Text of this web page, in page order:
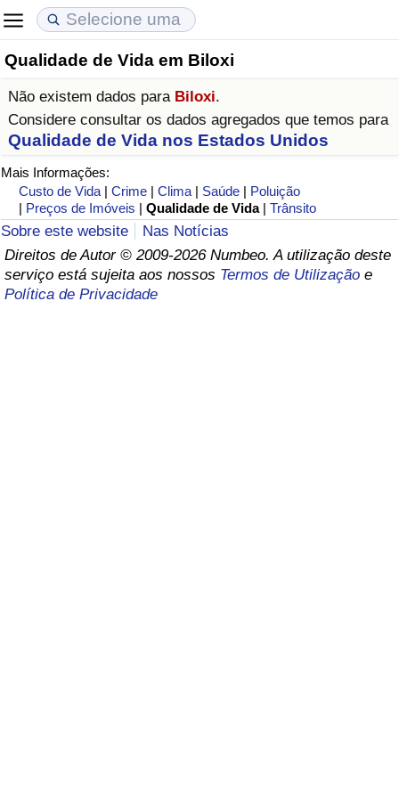
Qualidade de Vida em Biloxi
Não existem dados para Biloxi.
Considere consultar os dados agregados que temos para
Qualidade de Vida nos Estados Unidos
Mais Informações:
Custo de Vida |Crime |Clima | Saúde | Poluição
| Preços de Imóveis |Qualidade de Vida |Trânsito
Sobre este website
Nas Notícias
Direitos de Autor © 2009-2026 Numbeo. A utilização deste
serviço está sujeita aos nossos Termos de Utilização e
Política de Privacidade
Custo de Vida
Indicador de Custo de Vida (Atual)
Indicador de Custo de Vida
Indicador de Custo de Vida Por País
em Aqaba
Preços de Imóveis
Indicador de Preços de Imóveis (Atual)
Indicador de Preços de Imóveis
Indicador de Preços de Imóveis por País
Qualidade de Vida
Indicador de Qualidade de Vida
Indicador de Qualidade de Vida (Atual)
Índice de qualidade de vida por país
Crime
Taxa do Indicador de Crime (Atual)